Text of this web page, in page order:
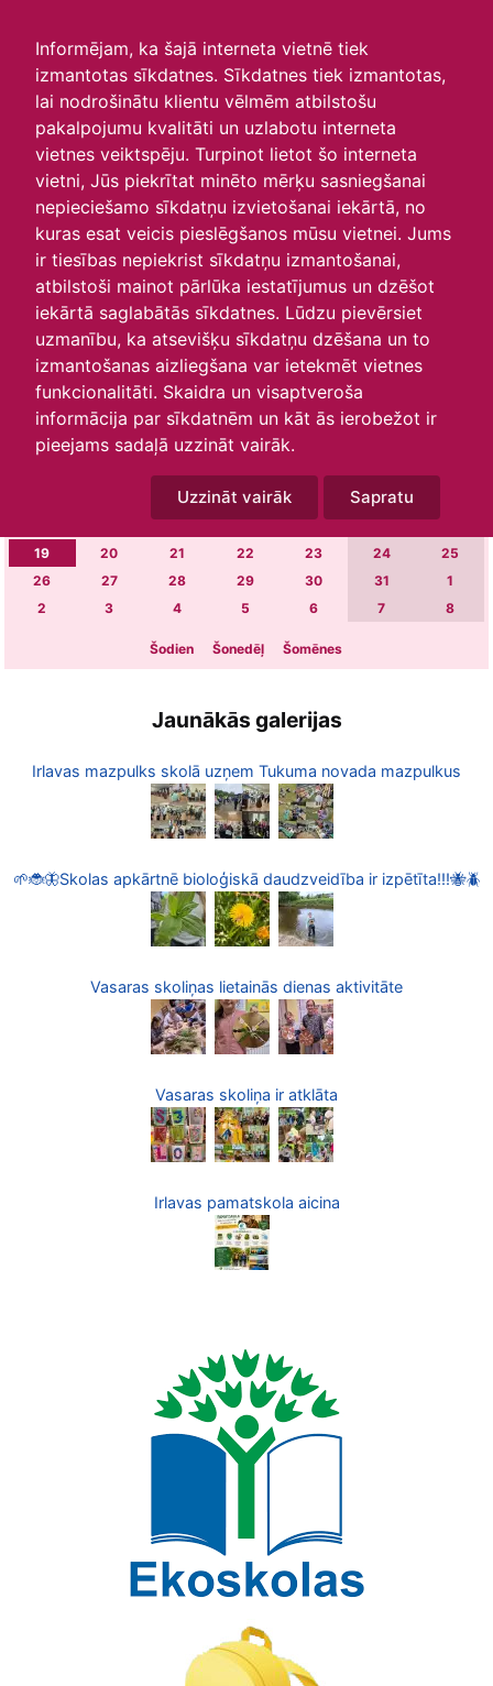
Informējam, ka šajā interneta vietnē tiek
izmantotas sīkdatnes. Sīkdatnes tiek izmantotas,
lai nodrošinātu klientu vēlmēm atbilstošu
pakalpojumu kvalitāti un uzlabotu interneta
vietnes veiktspēju. Turpinot lietot šo interneta
vietni, Jūs piekrītat minēto mērķu sasniegšanai
nepieciešamo sīkdatņu izvietošanai iekārtā, no
kuras esat veicis pieslēgšanos mūsu vietnei. Jums
ir tiesības nepiekrist sīkdatņu izmantošanai,
atbilstoši mainot pārlūka iestatījumus un dzēšot
iekārtā saglabātās sīkdatnes. Lūdzu pievērsiet
uzmanību, ka atsevišķu sīkdatņu dzēšana un to
izmantošanas aizliegšana var ietekmēt vietnes
funkcionalitāti. Skaidra un visaptveroša
informācija par sīkdatnēm un kāt ās ierobežot ir
pieejams sadaļā uzzināt vairāk.
Uzzināt vairāk Sapratu
Skats :
Aktuālie
Šodien Šonedēļ
Šomēnes
Arhīvs
O T S
7 8 10
14 15 16 17
19
20 21 22 23 24
25
26
27 28 29 30 31
1
2
3 4 5 6 7 8
Šodien Šonedēļ Šomēnes
Jaunākās galerijas
Irlavas mazpulks skolā uzņem Tukuma novada mazpulkus
🌱🐞🦋Skolas apkārtnē bioloģiskā daudzveidība ir izpētīta!!!🐝🪲
Vasaras skoliņas lietainās dienas aktivitāte
Vasaras skoliņa ir atklāta
Irlavas pamatskola aicina